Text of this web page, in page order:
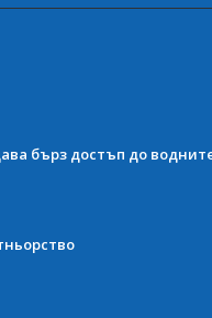
бърз достъп до